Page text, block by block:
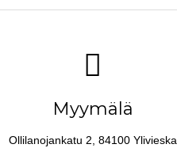
Myymälä
Ollilanojankatu 2, 84100 Ylivieska